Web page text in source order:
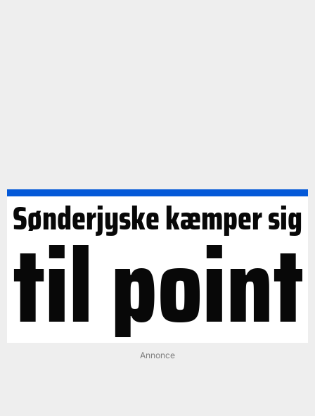
Sønderjyske kæmper sig
til point
Annonce